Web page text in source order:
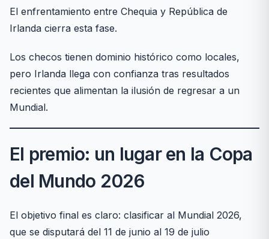
El enfrentamiento entre Chequia y República de
Irlanda cierra esta fase.
Los checos tienen dominio histórico como locales,
pero Irlanda llega con confianza tras resultados
recientes que alimentan la ilusión de regresar a un
Mundial.
El premio: un lugar en la Copa
del Mundo 2026
El objetivo final es claro: clasificar al Mundial 2026,
que se disputará del 11 de junio al 19 de julio